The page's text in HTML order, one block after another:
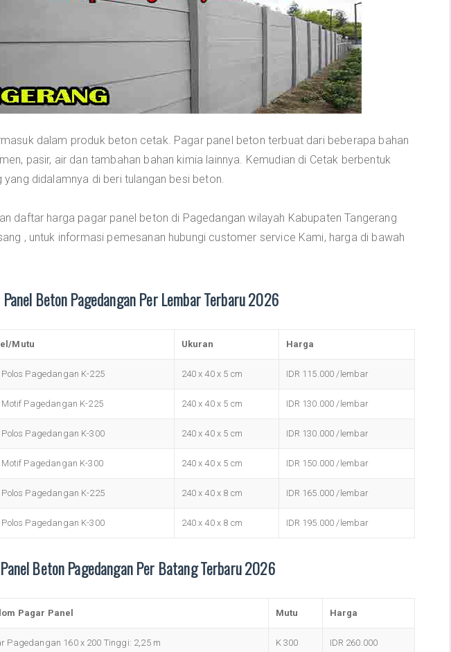
dalam produk beton cetak. Pagar panel beton terbuat dari beberapa bahan
pasir, air dan tambahan bahan kimia lainnya. Kemudian di Cetak berbentuk
yang didalamnya di beri tulangan besi beton.
daftar harga pagar panel beton di Pagedangan wilayah Kabupaten Tangerang
, untuk informasi pemesanan hubungi customer service Kami, harga di bawah
Beton Pagedangan Per Lembar Terbaru 2026
Mutu Ukuran Harga
Polos Pagedangan K-225 240 x 40 x 5 cm IDR 115.000 /lembar
Motif Pagedangan K-225 240 x 40 x 5 cm IDR 130.000 /lembar
Polos Pagedangan K-300 240 x 40 x 5 cm IDR 130.000 /lembar
Motif Pagedangan K-300 240 x 40 x 5 cm IDR 150.000 /lembar
Polos Pagedangan K-225 240 x 40 x 8 cm IDR 165.000 /lembar
Polos Pagedangan K-300 240 x 40 x 8 cm IDR 195.000 /lembar
Beton Pagedangan Per Batang Terbaru 2026
Pagar Panel Mutu Harga
Pagedangan 160 x 200 Tinggi: 2,25 m K 300 IDR 260.000